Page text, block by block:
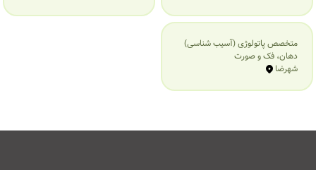
متخصص پاتولوژی (آسیب شناسی)
دهان، فک و صورت
شهرضا